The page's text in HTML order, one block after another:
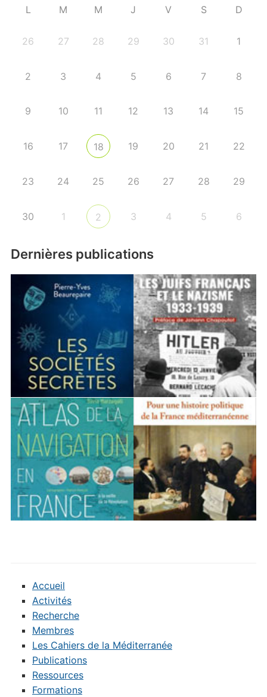
L M M J V S D
26 27 28 29 30 31 1
2 3 4 5 6 7 8
9 10 11 12 13 14 15
16 17 18 19 20 21 22
23 24 25 26 27 28 29
30 1 2 3 4 5 6
Dernières publications
Accueil
Activités
Recherche
Membres
Les Cahiers de la Méditerranée
Publications
Ressources
Formations